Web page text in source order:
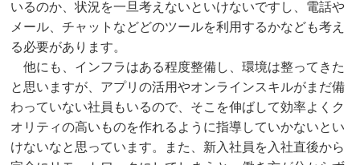
いるのか、状況を一旦考えないといけないですし、電話や
メール、チャットなどどのツールを利用するかなども考え
る必要があります。
他にも、インフラはある程度整備し、環境は整ってきた
と思いますが、アプリの活用やオンラインスキルがまだ備
わっていない社員もいるので、そこを伸ばして効率よくク
オリティの高いものを作れるように指導していかないとい
けないなと思っています。また、新入社員を入社直後から